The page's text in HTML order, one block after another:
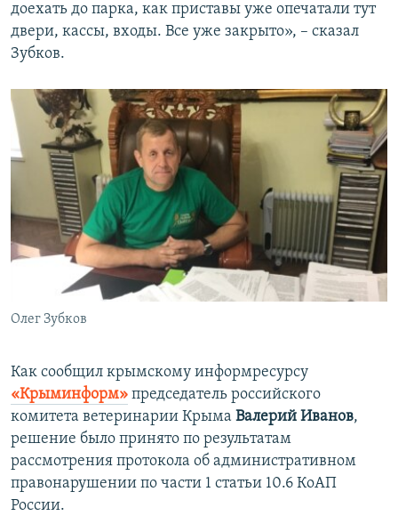
доехать до парка, как приставы уже опечатали тут
двери, кассы, входы. Все уже закрыто», – сказал
Зубков.
Олег Зубков
Как сообщил крымскому информресурсу
«Крыминформ» председатель российского
комитета ветеринарии Крыма Валерий Иванов,
решение было принято по результатам
рассмотрения протокола об административном
правонарушении по части 1 статьи 10.6 КоАП
России.